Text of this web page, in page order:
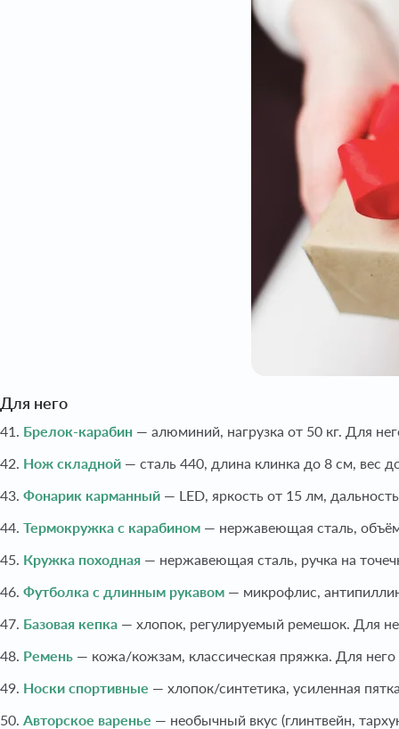
Для него
41. Брелок-карабин — алюминий, нагрузка от 50 кг. Для
42. Нож складной — сталь 440, длина клинка до 8 см, вес
43. Фонарик карманный — LED, яркость от 15 лм,
44. Термокружка с карабином — нержавеющая сталь,
45. Кружка походная — нержавеющая сталь, ручка на
46. Футболка с длинным рукавом — микрофлис,
47. Базовая кепка — хлопок, регулируемый ремешок. Для
48. Ремень — кожа/кожзам, классическая пряжка. Для
49. Носки спортивные — хлопок/синтетика, усиленная
50. Авторское варенье — необычный вкус (глинтвейн,